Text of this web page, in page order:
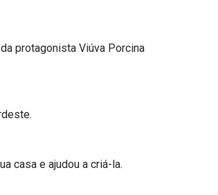
protagonista Viúva Porcina
casa e ajudou a criá-la.